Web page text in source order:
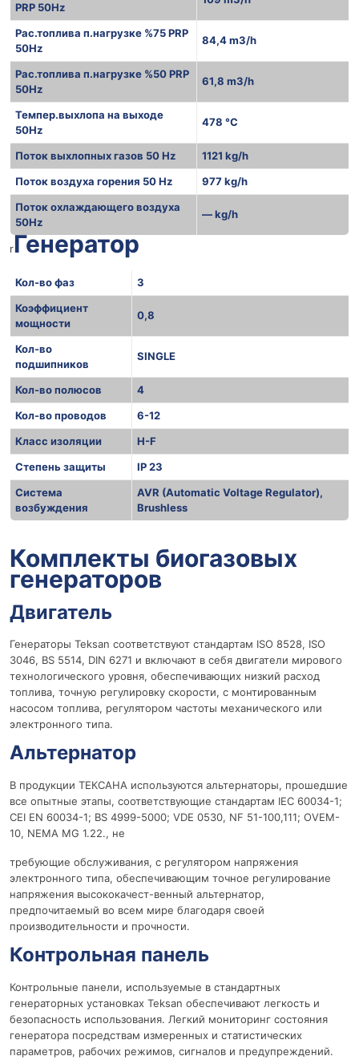
PRP 50Hz
Рас.топлива п.нагрузке %75 PRP
50Hz
84,4 m3/h
Рас.топлива п.нагрузке %50 PRP
50Hz
61,8 m3/h
Темпер.выхлопа на выходе
50Hz
478 °C
Поток выхлопных газов 50 Hz
1121 kg/h
Поток воздуха горения 50 Hz
977 kg/h
Поток охлаждающего воздуха
50Hz
— kg/h
rГенератор
Кол-во фаз
3
Коэффициент
мощности
0,8
Кол-во
подшипников
SINGLE
Кол-во полюсов
4
Кол-во проводов
6-12
Класс изоляции
H-F
Степень защиты
IP 23
Система
возбуждения
AVR (Automatic Voltage Regulator),
Brushless
Комплекты биогазовых
генераторов
Двигатель
Генераторы Teksan соответствуют стандартам ISO 8528, ISO
3046, BS 5514, DIN 6271 и включают в себя двигатели мирового
технологического уровня, обеспечивающих низкий расход
топлива, точную регулировку скорости, с монтированным
насосом топлива, регулятором частоты механического или
электронного типа.
Альтернатор
В продукции ТЕКСАНА используются альтернаторы, прошедшие
все опытные этапы, соответствующие стандартам IEC 60034-1;
CEI EN 60034-1; BS 4999-5000; VDE 0530, NF 51-100,111; OVEM-
10, NEMA MG 1.22., не
требующие обслуживания, с регулятором напряжения
электронного типа, обеспечивающим точное регулирование
напряжения высококачест-венный альтернатор,
предпочитаемый во всем мире благодаря своей
производительности и прочности.
Контрольная панель
Контрольные панели, используемые в стандартных
генераторных установках Teksan обеспечивают легкость и
безопасность использования. Легкий мониторинг состояния
генератора посредствам измеренных и статистических
параметров, рабочих режимов, сигналов и предупреждений.